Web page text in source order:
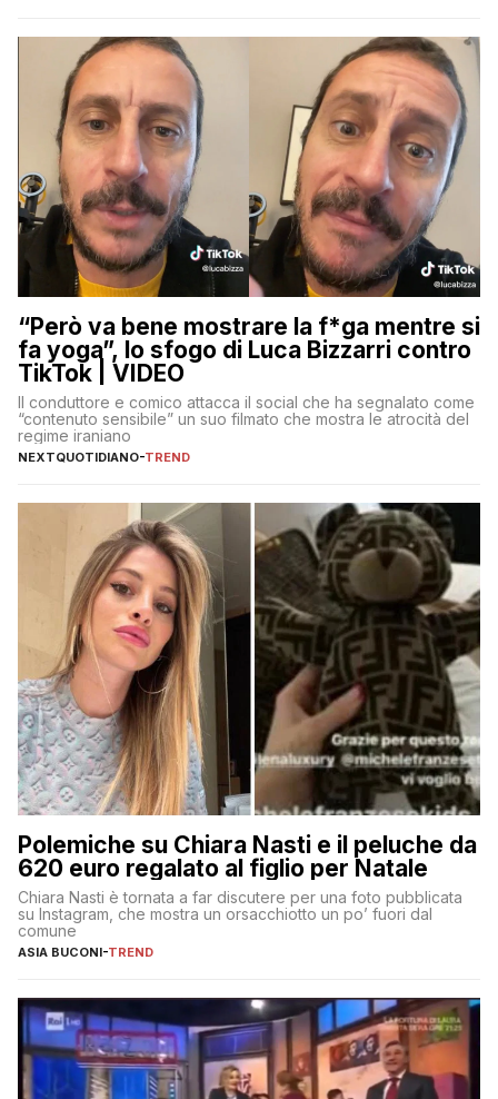
“Però va bene mostrare la f*ga mentre si
fa yoga”, lo sfogo di Luca Bizzarri contro
TikTok | VIDEO
Il conduttore e comico attacca il social che ha segnalato come
“contenuto sensibile” un suo filmato che mostra le atrocità del
regime iraniano
NEXTQUOTIDIANO-TREND
Polemiche su Chiara Nasti e il peluche da
620 euro regalato al figlio per Natale
Chiara Nasti è tornata a far discutere per una foto pubblicata
su Instagram, che mostra un orsacchiotto un po’ fuori dal
comune
ASIA BUCONI-TREND